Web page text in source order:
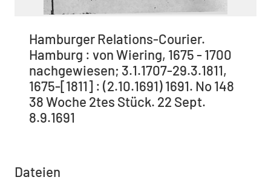
Hamburger Relations-Courier.
Hamburg : von Wiering, 1675 - 1700
nachgewiesen; 3.1.1707-29.3.1811,
1675-[1811] : (2.10.1691) 1691. No 148
38 Woche 2tes Stück. 22 Sept.
8.9.1691
Dateien